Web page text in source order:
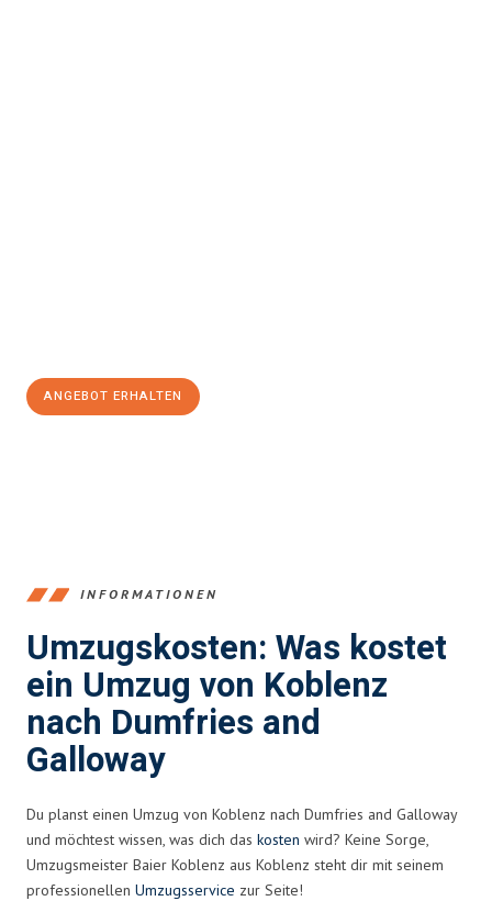
ANGEBOT ERHALTEN
INFORMATIONEN
Umzugskosten: Was kostet
ein Umzug von Koblenz
nach Dumfries and
Galloway
Du planst einen Umzug von Koblenz nach Dumfries and Galloway
und möchtest wissen, was dich das kosten wird? Keine Sorge,
Umzugsmeister Baier Koblenz aus Koblenz steht dir mit seinem
professionellen Umzugsservice zur Seite!